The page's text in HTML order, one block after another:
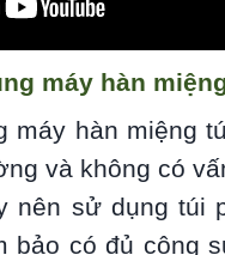
máy hàn
máy hàn miệng
và không có
nên sử dụng túi
bảo có đủ công